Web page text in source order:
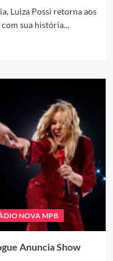
Luiza Possi retorna aos
sua história...
NOVA MPB
Anuncia Show